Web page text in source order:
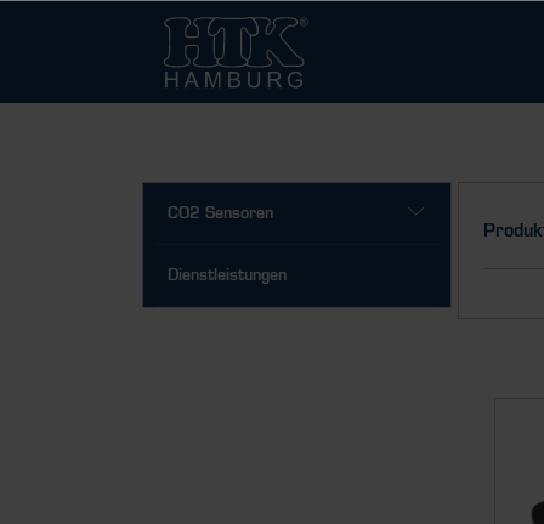
CO2 Sensoren
Dienstleistungen